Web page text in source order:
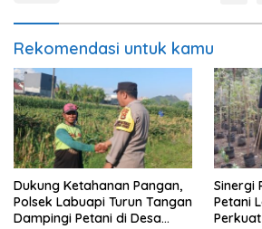
Rekomendasi untuk kamu
Dukung Ketahanan Pangan,
Polsek Labuapi Turun Tangan
Dampingi Petani di Desa
Sinergi
Petani